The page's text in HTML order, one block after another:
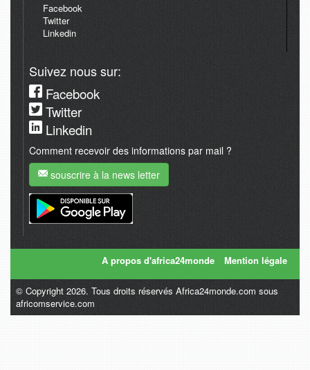
Facebook
Twitter
Linkedin
Suivez nous sur:
Facebook
Twitter
Linkedin
Comment recevoir des informations par mail ?
souscrire à la news letter
A propos d'africa24monde Mention légale
© Copyright 2026. Tous droits réservés Africa24monde.com sous
africomservice.com